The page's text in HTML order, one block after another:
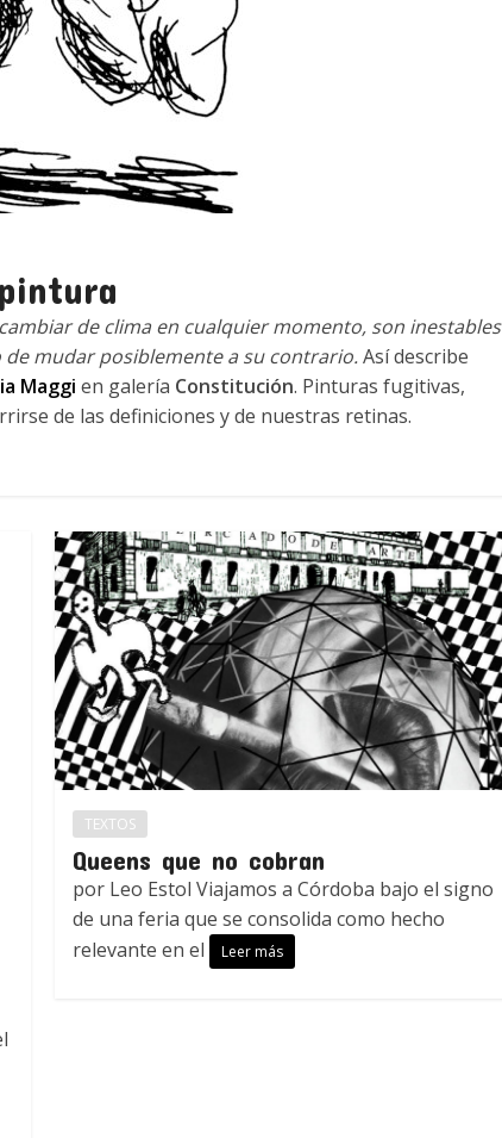
de clima en cualquier momento, son inestables
mudar posiblemente a su contrario.Así describe
Maggi en galería Constitución. Pinturas fugitivas,
de las definiciones y de nuestras retinas.
TEXTOS
Queens que no cobran
por Leo Estol Viajamos a Córdoba bajo el signo
de una feria que se consolida como hecho
relevante en el
Leer más